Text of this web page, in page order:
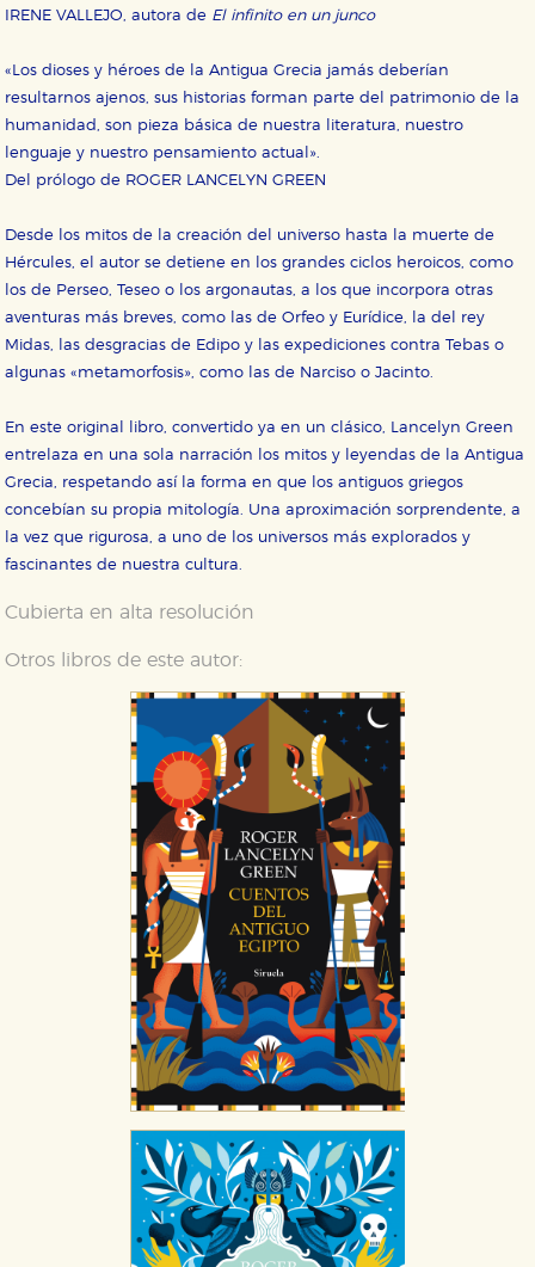
IRENE VALLEJO, autora de El infinito en un junco
«Los dioses y héroes de la Antigua Grecia jamás deberían
resultarnos ajenos, sus historias forman parte del patrimonio de la
humanidad, son pieza básica de nuestra literatura, nuestro
lenguaje y nues­tro pensamiento actual».
Del prólogo de ROGER LANCELYN GREEN
Desde los mitos de la creación del universo hasta la muerte de
Hércules, el autor se detiene en los grandes ciclos heroicos, como
los de Perseo, Teseo o los argonautas, a los que incorpora otras
aventuras más breves, como las de Orfeo y Eurídice, la del rey
Midas, las desgracias de Edipo y las expediciones contra Tebas o
algunas «metamorfosis», como las de Narciso o Jacinto.
En este original libro, convertido ya en un clásico, Lancelyn Green
entrelaza en una sola narración los mitos y leyendas de la Antigua
Grecia, respetando así la forma en que los antiguos griegos
concebían su propia mitología. Una aproximación sorprendente, a
la vez que rigurosa, a uno de los universos más explorados y
fascinantes de nuestra cultura.
Cubierta en alta resolución
Otros libros de este autor: